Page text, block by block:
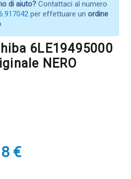
di aiuto? Contattaci al numero
per effettuare un ordine
6LE19495000
NERO
€Il
prezzo